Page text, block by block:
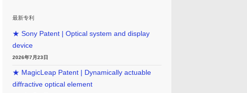
最新专利
★ Sony Patent | Optical system and display
device
2026年7月23日
★ MagicLeap Patent | Dynamically actuable
diffractive optical element